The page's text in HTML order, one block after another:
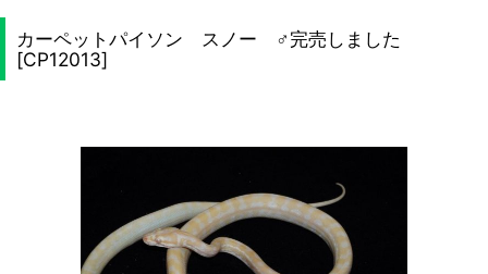
カーペットパイソン スノー ♂完売しました
[CP12013]